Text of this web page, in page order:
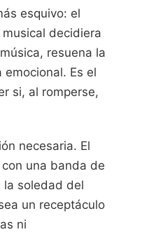
esquivo: el
decidiera
resuena la
Es el
si, al romperse,
necesaria. El
una banda de
la soledad del
un receptáculo
ni